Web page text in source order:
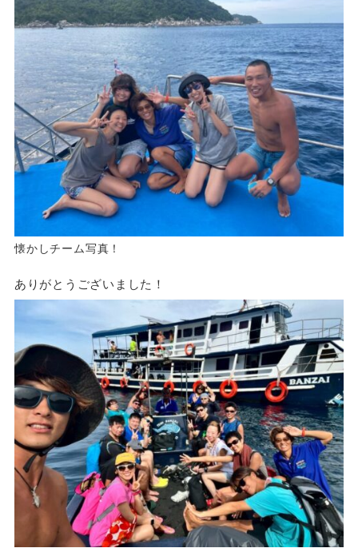
懐かしチーム写真！
ありがとうございました！